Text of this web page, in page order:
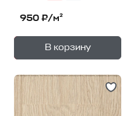
950 ₽/м²
В корзину
— 1уп.